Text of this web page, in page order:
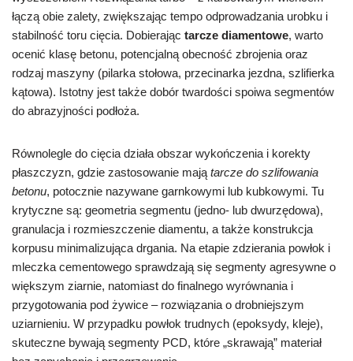
łączą obie zalety, zwiększając tempo odprowadzania urobku i
stabilność toru cięcia. Dobierając tarcze diamentowe, warto
ocenić klasę betonu, potencjalną obecność zbrojenia oraz
rodzaj maszyny (pilarka stołowa, przecinarka jezdna, szlifierka
kątowa). Istotny jest także dobór twardości spoiwa segmentów
do abrazyjności podłoża.
Równolegle do cięcia działa obszar wykończenia i korekty
płaszczyzn, gdzie zastosowanie mają tarcze do szlifowania
betonu, potocznie nazywane garnkowymi lub kubkowymi. Tu
krytyczne są: geometria segmentu (jedno- lub dwurzędowa),
granulacja i rozmieszczenie diamentu, a także konstrukcja
korpusu minimalizująca drgania. Na etapie zdzierania powłok i
mleczka cementowego sprawdzają się segmenty agresywne o
większym ziarnie, natomiast do finalnego wyrównania i
przygotowania pod żywice – rozwiązania o drobniejszym
uziarnieniu. W przypadku powłok trudnych (epoksydy, kleje),
skuteczne bywają segmenty PCD, które „skrawają” materiał